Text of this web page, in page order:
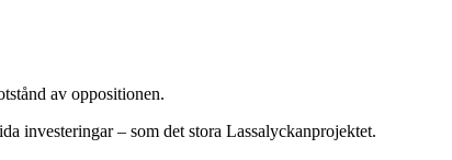
av oppositionen.
investeringar – som det stora Lassalyckanprojektet.